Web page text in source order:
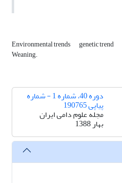
Environmental trends genetic trend
Weaning.
دوره 40، شماره 1 - شماره
پیاپی 190765
مجله علوم دامی ایران
بهار 1388